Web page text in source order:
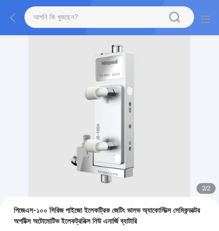
2/2
পিজেএস-১০০ সিরিজ পাইজো ইলেকট্রিক জেটিং ভালভ অ্যাকোস্টিক্স সেমিকন্ডাক্টর
অপটিক্স অটোমোটিভ ইলেকট্রনিক্স নিউ এনার্জি ব্যাটারি